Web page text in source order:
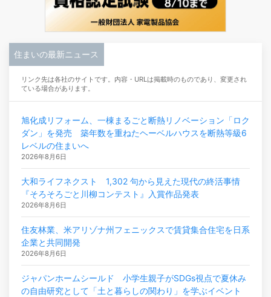
住まいの最新ニュース
リンク先は各社のサイトです。内容・URLは掲載時のものであり、変更され
ている場合があります。
旭化成リフォーム、一棟まるごと断熱リノベーション「ロク
ダン」を発売 築年数を重ねたヘーベルハウスを断熱等級6
レベルの住まいへ
2026年8月6日
大和ライフネクスト 1,302 句から見えた現代の終活事情
『そろそろごと川柳コンテスト』入賞作品発表
2026年8月6日
住友林業、米アリゾナ州フェニックスで賃貸集合住宅を日系
企業と共同開発
2026年8月6日
ジャパンホームシールド 小学生親子がSDGs視点で夏休み
の自由研究として「土と暮らしの関わり」を学ぶイベント